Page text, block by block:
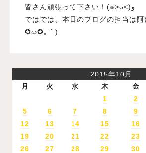
皆さん頑張って下さい！(๑˃̵ᴗ˂̵)و
ではでは、本日のブログの担当は阿
✪ω✪｡｀)
2015年10月
月
火 水 木 金
1 2
5
6 7 8 9
12
13 14 15 16
19
20 21 22 23
26
27 28 29 30